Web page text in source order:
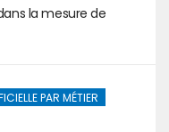
la mesure de
PAR MÉTIER